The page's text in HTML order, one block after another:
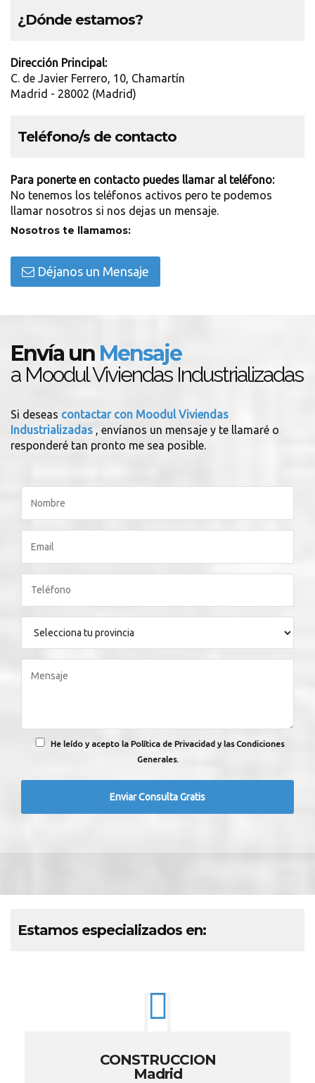
¿Dónde estamos?
Dirección Principal:
C. de Javier Ferrero, 10, Chamartín
Madrid - 28002 (Madrid)
Teléfono/s de contacto
Para ponerte en contacto puedes llamar al teléfono:
No tenemos los teléfonos activos pero te podemos
llamar nosotros si nos dejas un mensaje.
Nosotros te llamamos:
Déjanos un Mensaje
Envía un Mensaje
a Moodul Viviendas Industrializadas
Si deseas contactar con Moodul Viviendas
Industrializadas , envíanos un mensaje y te llamaré o
responderé tan pronto me sea posible.
He leído y acepto la Política de Privacidad y las Condiciones
Generales.
Estamos especializados en:
CONSTRUCCION
Madrid